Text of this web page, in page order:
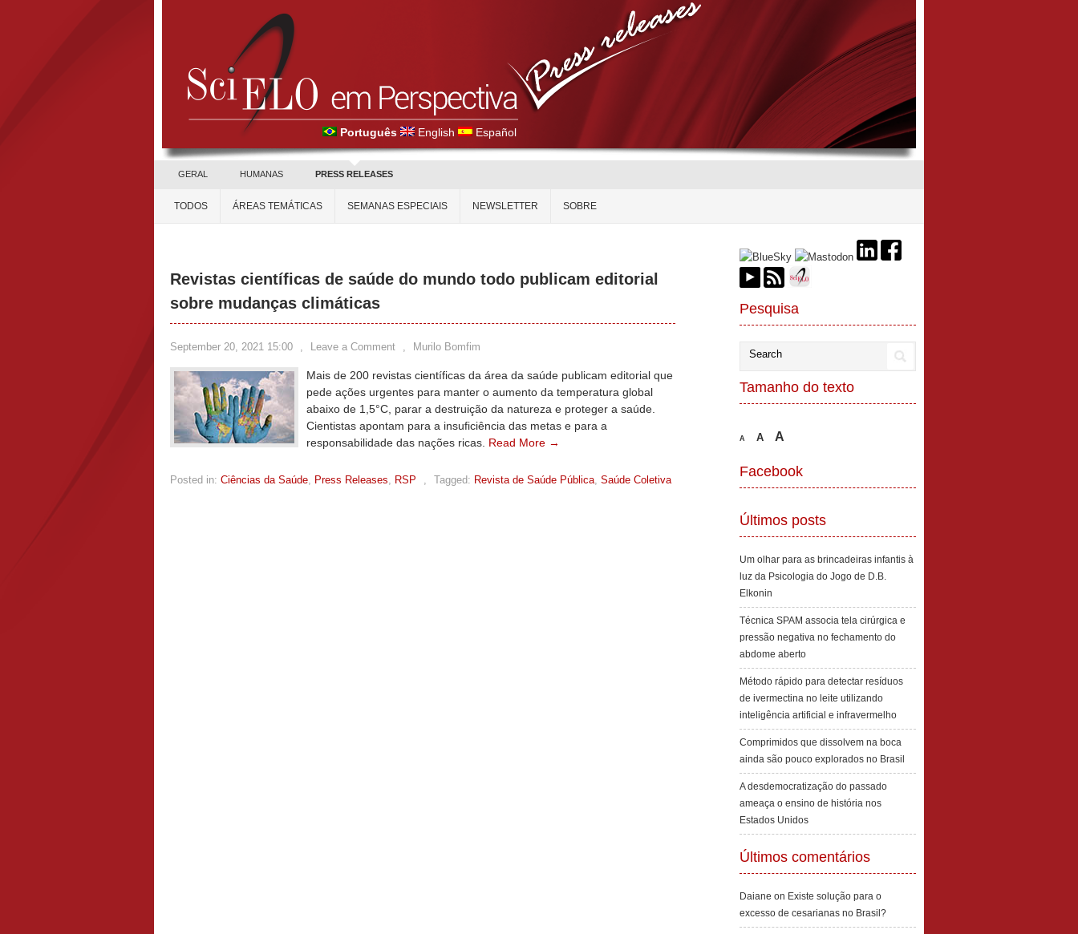
Português English Español
GERAL HUMANAS PRESS RELEASES
TODOS ÁREAS TEMÁTICAS SEMANAS ESPECIAIS NEWSLETTER SOBRE
Revistas científicas de saúde do mundo todo publicam editorial
sobre mudanças climáticas
September 20, 2021 15:00 , Leave a Comment , Murilo Bomfim
Mais de 200 revistas científicas da área da saúde publicam editorial que
pede ações urgentes para manter o aumento da temperatura global
abaixo de 1,5°C, parar a destruição da natureza e proteger a saúde.
Cientistas apontam para a insuficiência das metas e para a
responsabilidade das nações ricas. Read More →
Posted in: Ciências da Saúde, Press Releases, RSP , Tagged: Revista de Saúde Pública, Saúde Coletiva
Pesquisa
Tamanho do texto
A A A
Facebook
Últimos posts
Um olhar para as brincadeiras infantis à
luz da Psicologia do Jogo de D.B.
Elkonin
Técnica SPAM associa tela cirúrgica e
pressão negativa no fechamento do
abdome aberto
Método rápido para detectar resíduos
de ivermectina no leite utilizando
inteligência artificial e infravermelho
Comprimidos que dissolvem na boca
ainda são pouco explorados no Brasil
A desdemocratização do passado
ameaça o ensino de história nos
Estados Unidos
Últimos comentários
Daiane on Existe solução para o
excesso de cesarianas no Brasil?